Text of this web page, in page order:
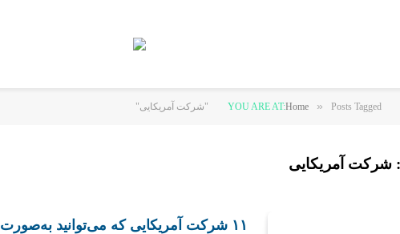
YOU ARE AT:Home » Posts Tagged "شرکت آمریکایی"
شرکت آمریکایی
۱۱ شرکت آمریکایی که می‌توانید به‌صورت